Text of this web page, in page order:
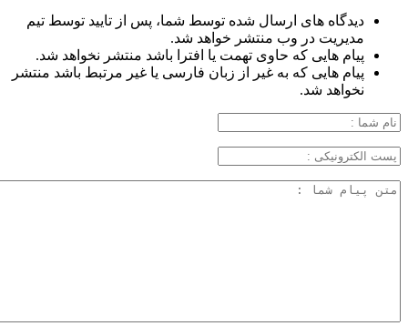
دیدگاه های ارسال شده توسط شما، پس از تایید توسط تیم
مدیریت در وب منتشر خواهد شد.
پیام هایی که حاوی تهمت یا افترا باشد منتشر نخواهد شد.
پیام هایی که به غیر از زبان فارسی یا غیر مرتبط باشد منتشر
نخواهد شد.